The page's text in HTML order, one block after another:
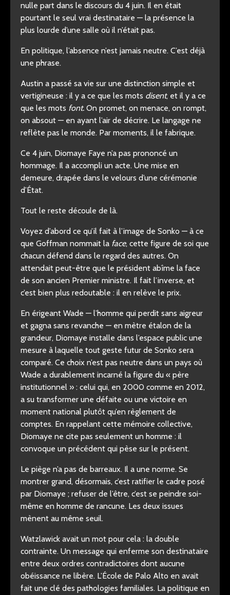
nulle part dans le discours du 4 juin. Il en était
pourtant le seul vrai destinataire — la présence la
plus lourde d’une salle où il n’était pas.
En politique, l’absence n’est jamais neutre. C’est déjà
une phrase.
Austin a passé sa vie sur une distinction simple et
vertigineuse : il y a ce que les mots disent, et il y a ce
que les mots font. On promet, on menace, on rompt,
on absout — en ayant l’air de décrire. Le langage ne
reflète pas le monde. Par moments, il le fabrique.
Ce 4 juin, Diomaye Faye n’a pas prononcé un
hommage. Il a accompli un acte. Une mise en
demeure, drapée dans le velours d’une cérémonie
d’État.
Tout le reste découle de là.
Voyez d’abord ce qu’il fait à l’image de Sonko — à ce
que Goffman nommait la face, cette figure de soi que
chacun défend dans le regard des autres. On
attendait peut-être que le président abîme la face
de son ancien Premier ministre. Il fait l’inverse, et
c’est bien plus redoutable : il en relève le prix.
En érigeant Wade — l’homme qui perdit sans aigreur
et gagna sans revanche — en mètre étalon de la
grandeur, Diomaye installe dans l’espace public une
mesure à laquelle tout geste futur de Sonko sera
comparé. Ce choix n’est pas neutre dans un pays où
Wade a durablement incarné la figure du « père
institutionnel » : celui qui, en 2000 comme en 2012,
a su transformer une défaite ou une victoire en
moment national plutôt qu’en règlement de
comptes. En rappelant cette mémoire collective,
Diomaye ne cite pas seulement un homme : il
convoque un précédent qui pèse sur le présent.
Le piège n’a pas de barreaux. Il a une norme. Se
montrer grand, désormais, c’est ratifier le cadre posé
par Diomaye ; refuser de l’être, c’est se peindre soi-
même en homme de rancune. Les deux issues
mènent au même seuil.
Watzlawick avait un mot pour cela : la double
contrainte. Un message qui enferme son destinataire
entre deux ordres contradictoires dont aucune
obéissance ne libère. L’École de Palo Alto en avait
fait une clé des pathologies familiales. La politique en